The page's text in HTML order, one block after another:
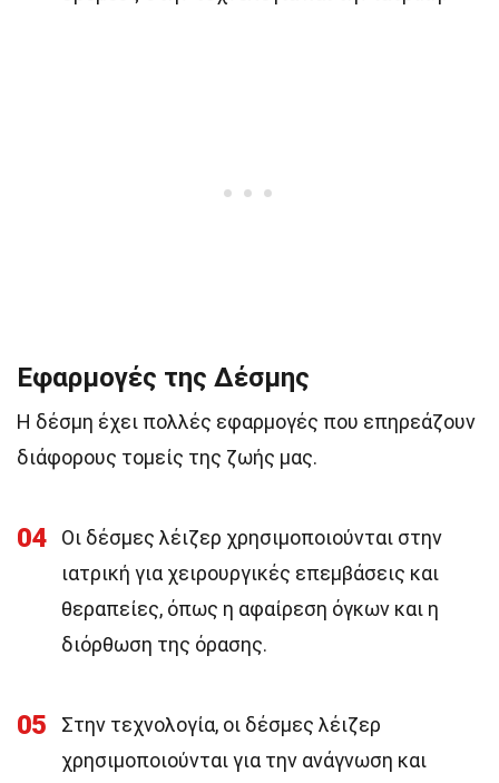
Εφαρμογές της Δέσμης
Η δέσμη έχει πολλές εφαρμογές που επηρεάζουν
διάφορους τομείς της ζωής μας.
04
Οι δέσμες λέιζερ χρησιμοποιούνται στην
ιατρική για χειρουργικές επεμβάσεις και
θεραπείες, όπως η αφαίρεση όγκων και η
διόρθωση της όρασης.
05
Στην τεχνολογία, οι δέσμες λέιζερ
χρησιμοποιούνται για την ανάγνωση και